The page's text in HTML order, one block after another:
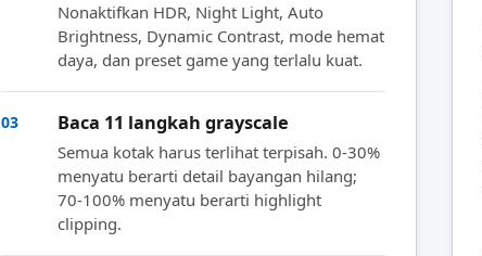
Nonaktifkan HDR, Night Light, Auto
Brightness, Dynamic Contrast, mode hemat
daya, dan preset game yang terlalu kuat.
03 Baca 11 langkah grayscale
Semua kotak harus terlihat terpisah. 0-30%
menyatu berarti detail bayangan hilang;
70-100% menyatu berarti highlight
clipping.